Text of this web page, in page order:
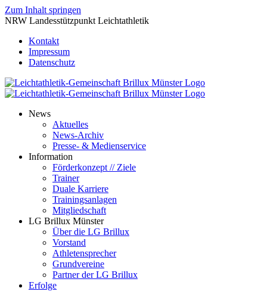
Zum Inhalt springen
NRW Landesstützpunkt Leichtathletik
Kontakt
Impressum
Datenschutz
News
Aktuelles
News-Archiv
Presse- & Medienservice
Information
Förderkonzept // Ziele
Trainer
Duale Karriere
Trainingsanlagen
Mitgliedschaft
LG Brillux Münster
Über die LG Brillux
Vorstand
Athletensprecher
Grundvereine
Partner der LG Brillux
Erfolge